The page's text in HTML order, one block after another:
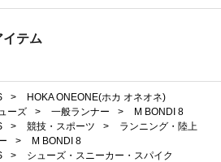
テム
>
HOKA ONEONE(ホカ オネオネ)
ーズ > 一般ランナー >
M BONDI 8
> 競技・スポーツ >
ランニング・陸上
>
M BONDI 8
>
シューズ・スニーカー・スパイク